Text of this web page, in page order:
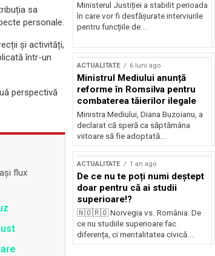
sa
personale.
și activități,
într-un
perspectivă
flux
Ministerul Justiției a stabilit perioada
în care vor fi desfășurate interviurile
pentru funcțiile de...
ACTUALITATE 6 luni ago
Ministrul Mediului anunță
reforme în Romsilva pentru
combaterea tăierilor ilegale
Ministra Mediului, Diana Buzoianu, a
declarat că speră ca săptămâna
viitoare să fie adoptată...
ACTUALITATE 1 an ago
De ce nu te poți numi deștept
doar pentru că ai studii
superioare!?
🇳🇴🇷🇴 Norvegia vs. România: De
ce nu studiile superioare fac
diferența, ci mentalitatea civică...